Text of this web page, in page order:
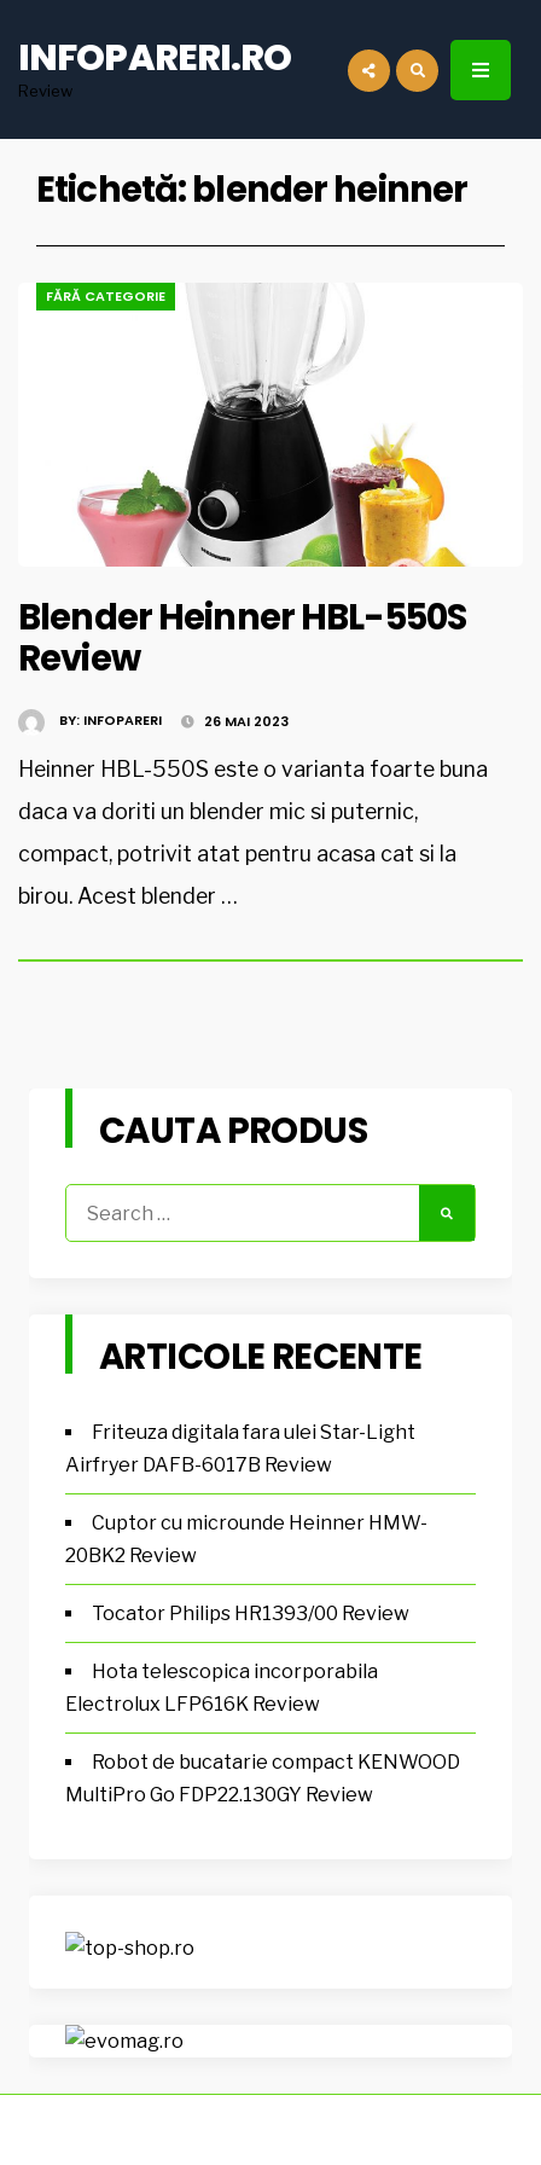
INFOPARERI.RO
Review
Etichetă:blender heinner
FĂRĂ CATEGORIE
Blender Heinner HBL-550S
Review
BY: INFOPARERI 26 MAI 2023
Heinner HBL-550S este o varianta foarte buna
daca va doriti un blender mic si puternic,
compact, potrivit atat pentru acasa cat si la
birou. Acest blender …
CAUTA PRODUS
for:
ARTICOLE RECENTE
Friteuza digitala fara ulei Star-Light
Airfryer DAFB-6017B Review
Cuptor cu microunde Heinner HMW-
20BK2 Review
Tocator Philips HR1393/00 Review
Hota telescopica incorporabila
Electrolux LFP616K Review
Robot de bucatarie compact KENWOOD
MultiPro Go FDP22.130GY Review